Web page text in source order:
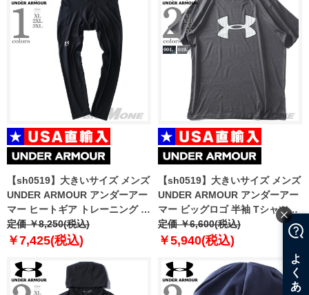
【sh0519】大きいサイズ メンズ
UNDER ARMOUR アンダーアー
マー ヒートギア トレーニング レ
ギンス USA直輸入 1361586
定価 ￥8,250(税込)
￥7,425(税込)
【sh0519】大きいサイズ メンズ
UNDER ARMOUR アンダーアー
マー ビッグロゴ 半袖 Tシャツ
USA直輸入 1329583
定価 ￥6,600(税込)
￥5,940(税込)